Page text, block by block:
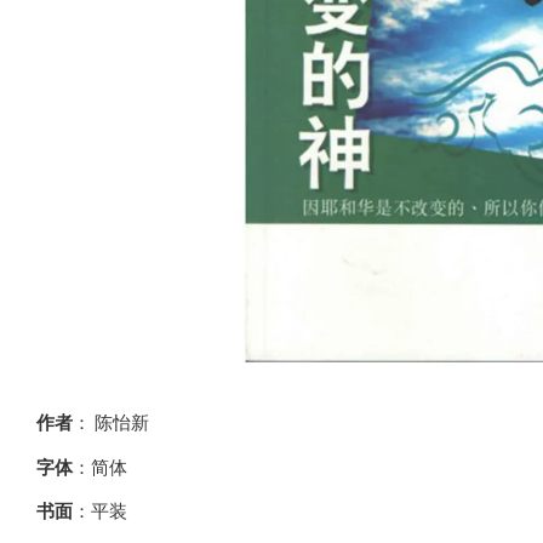
作者 ： 陈怡新
字体：简体
书面 ：平装